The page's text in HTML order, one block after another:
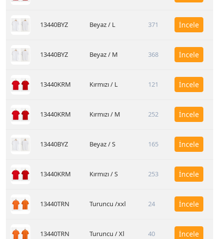
13440BYZ Beyaz / L 371 İncele
13440BYZ Beyaz / M 368 İncele
13440KRM Kırmızı / L 121 İncele
13440KRM Kırmızı / M 252 İncele
13440BYZ Beyaz / S 165 İncele
13440KRM Kırmızı / S 253 İncele
13440TRN Turuncu /xxl 24 İncele
13440TRN Turuncu / Xl 40 İncele